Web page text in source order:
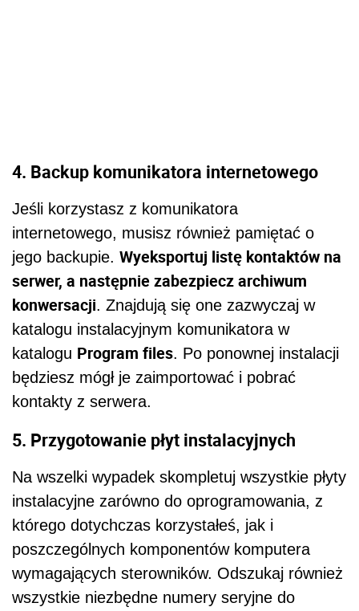
4. Backup komunikatora internetowego
Jeśli korzystasz z komunikatora
internetowego, musisz również pamiętać o
jego backupie. Wyeksportuj listę kontaktów na
serwer, a następnie zabezpiecz archiwum
konwersacji. Znajdują się one zazwyczaj w
katalogu instalacyjnym komunikatora w
katalogu Program files. Po ponownej instalacji
będziesz mógł je zaimportować i pobrać
kontakty z serwera.
5. Przygotowanie płyt instalacyjnych
Na wszelki wypadek skompletuj wszystkie płyty
instalacyjne zarówno do oprogramowania, z
którego dotychczas korzystałeś, jak i
poszczególnych komponentów komputera
wymagających sterowników. Odszukaj również
wszystkie niezbędne numery seryjne do